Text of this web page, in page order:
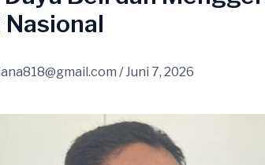
/Juni 7, 2026